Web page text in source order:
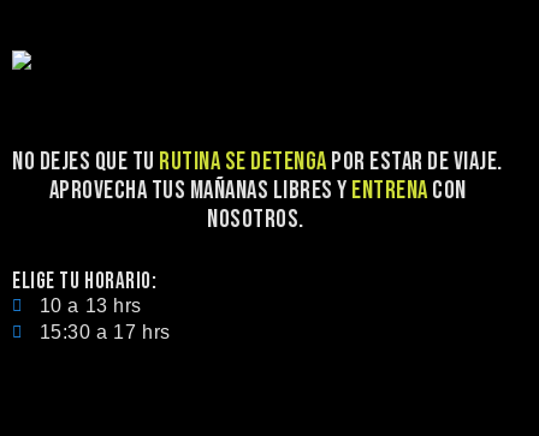
NO DEJES QUE TU RUTINA SE DETENGA POR ESTAR DE VIAJE.
APROVECHA TUS MAÑANAS LIBRES Y ENTRENA CON
NOSOTROS.
ELIGE TU HORARIO:
10 a 13 hrs
15:30 a 17 hrs